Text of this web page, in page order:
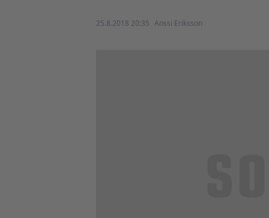
25.8.2018 20:35 Anssi Eriksson